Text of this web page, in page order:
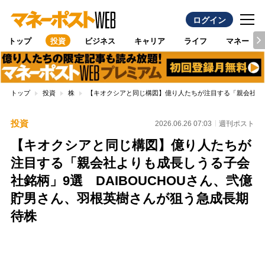
ログイン
トップ 投資 ビジネス キャリア ライフ マネー
トップ 投資 株 【キオクシアと同じ構図】億り人たちが注目する「親会
投資 2026.06.26 07:03 週刊ポスト
【キオクシアと同じ構図】億り人たちが
注目する「親会社よりも成長しうる子会
社銘柄」9選 DAIBOUCHOUさん、弐億
貯男さん、羽根英樹さんが狙う急成長期
待株